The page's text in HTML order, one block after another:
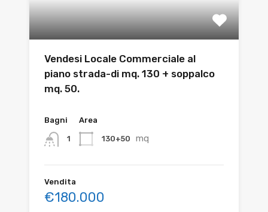
Vendesi Locale Commerciale al
piano strada-di mq. 130 + soppalco
mq. 50.
Bagni
1
Area
130+50 mq
Vendita
€180.000